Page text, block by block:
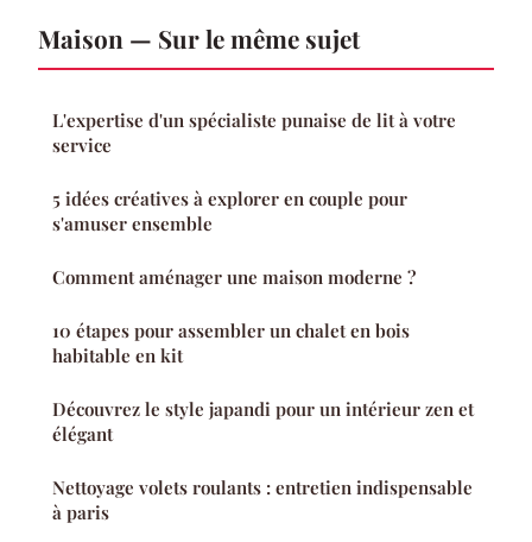
Maison — Sur le même sujet
L'expertise d'un spécialiste punaise de lit à votre
service
5 idées créatives à explorer en couple pour
s'amuser ensemble
Comment aménager une maison moderne ?
10 étapes pour assembler un chalet en bois
habitable en kit
Découvrez le style japandi pour un intérieur zen et
élégant
Nettoyage volets roulants : entretien indispensable
à paris